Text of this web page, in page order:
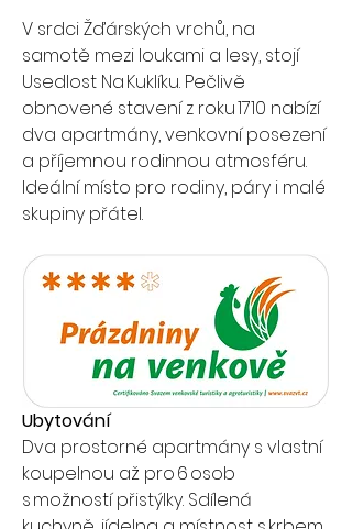
V srdci Žďárských vrchů, na
samotě mezi loukami a lesy, stojí
Usedlost Na Kuklíku. Pečlivě
obnovené stavení z roku 1710 nabízí
dva apartmány, venkovní posezení
a příjemnou rodinnou atmosféru.
Ideální místo pro rodiny, páry i malé
skupiny přátel.
Ubytování
Dva prostorné apartmány s vlastní
koupelnou až pro 6 osob
s možností přistýlky. Sdílená